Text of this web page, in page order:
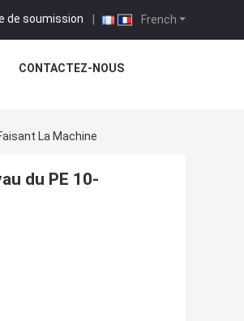
French
de soumission |
CONTACTEZ-NOUS
La Machine
du PE 10-